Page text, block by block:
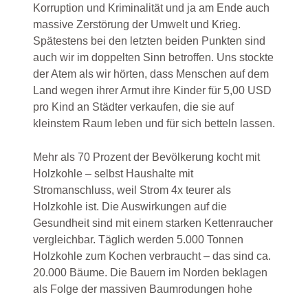
Korruption und Kriminalität und ja am Ende auch
massive Zerstörung der Umwelt und Krieg.
Spätestens bei den letzten beiden Punkten sind
auch wir im doppelten Sinn betroffen. Uns stockte
der Atem als wir hörten, dass Menschen auf dem
Land wegen ihrer Armut ihre Kinder für 5,00 USD
pro Kind an Städter verkaufen, die sie auf
kleinstem Raum leben und für sich betteln lassen.
Mehr als 70 Prozent der Bevölkerung kocht mit
Holzkohle – selbst Haushalte mit
Stromanschluss, weil Strom 4x teurer als
Holzkohle ist. Die Auswirkungen auf die
Gesundheit sind mit einem starken Kettenraucher
vergleichbar. Täglich werden 5.000 Tonnen
Holzkohle zum Kochen verbraucht – das sind ca.
20.000 Bäume. Die Bauern im Norden beklagen
als Folge der massiven Baumrodungen hohe